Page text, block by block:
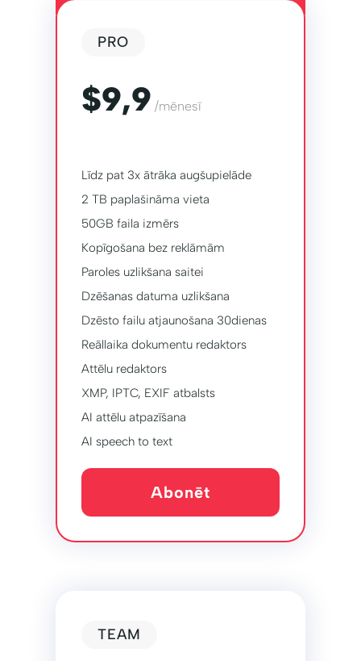
PRO
$9,9 /mēnesī
Līdz pat 3x ātrāka augšupielāde
2 TB paplašināma vieta
50GB faila izmērs
Kopīgošana bez reklāmām
Paroles uzlikšana saitei
Dzēšanas datuma uzlikšana
Dzēsto failu atjaunošana 30dienas
Reāllaika dokumentu redaktors
Attēlu redaktors
XMP, IPTC, EXIF ​​atbalsts
AI attēlu atpazīšana
AI speech to text
Abonēt
TEAM